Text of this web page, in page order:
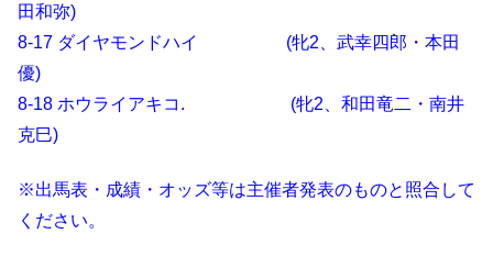
田和弥)
8-17 ダイヤモンドハイ (牝2、武幸四郎・本田
優)
8-18 ホウライアキコ. (牝2、和田竜二・南井
克巳)
※出馬表・成績・オッズ等は主催者発表のものと照合して
ください。